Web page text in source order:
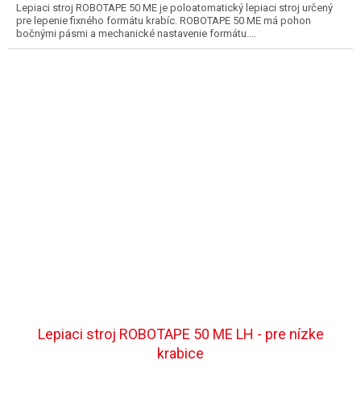
Lepiaci stroj ROBOTAPE 50 ME je poloatomatický lepiaci stroj určený
pre lepenie fixného formátu krabíc. ROBOTAPE 50 ME má pohon
bočnými pásmi a mechanické nastavenie formátu....
Lepiaci stroj ROBOTAPE 50 ME LH - pre nízke
krabice